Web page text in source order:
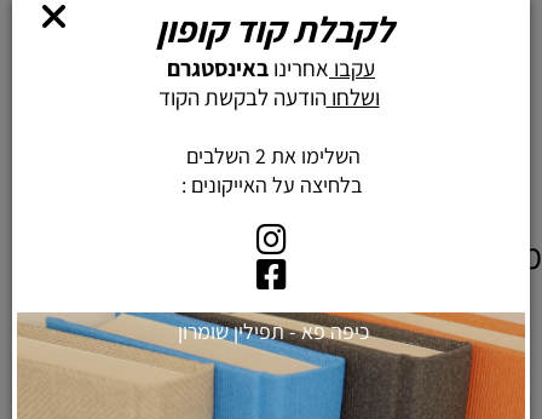
מוצרים דומים
מידה 70
לקבלת קוד קופון
עקבו אחרינו באינסטגרם
ושלחוהודעה לבקשת הקוד
השלימו את 2 השלבים
בלחיצה על האייקונים :
כיפה פא - תפילין שומרון